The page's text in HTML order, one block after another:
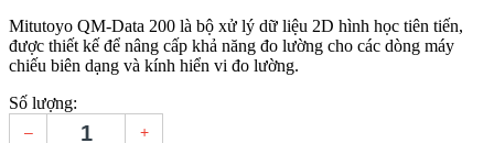
Mitutoyo QM-Data 200 là bộ xử lý dữ liệu 2D hình học tiên tiến,
được thiết kế để nâng cấp khả năng đo lường cho các dòng máy
chiếu biên dạng và kính hiển vi đo lường.
Số lượng:
– +